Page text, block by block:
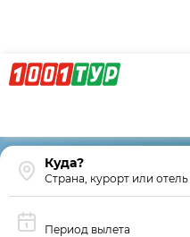
Страна, курорт или отель
Период вылета